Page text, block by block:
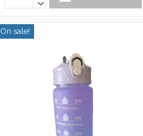
On sale!